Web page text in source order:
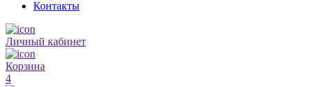
Контакты
Личный кабинет
Корзина
4